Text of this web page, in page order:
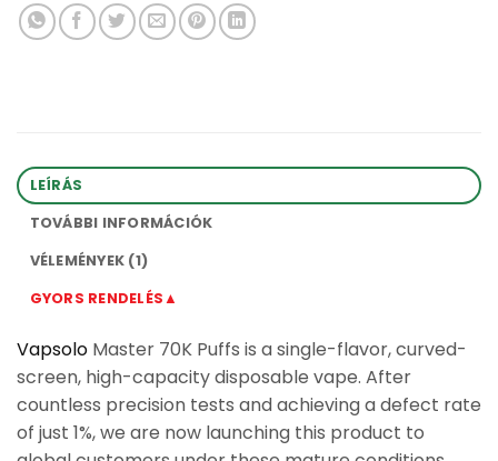
LEÍRÁS
TOVÁBBI INFORMÁCIÓK
VÉLEMÉNYEK (1)
GYORS RENDELÉS▲
Vapsolo Master 70K Puffs is a single-flavor, curved-
screen, high-capacity disposable vape. After
countless precision tests and achieving a defect rate
of just 1%, we are now launching this product to